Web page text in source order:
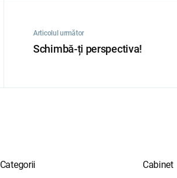
Articolul următor
Schimbă-ți perspectiva!
Categorii Cabinet